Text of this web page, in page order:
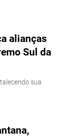
alianças
Sul da
sua